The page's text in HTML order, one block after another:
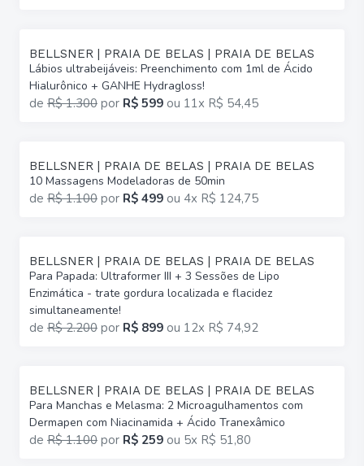
BELLSNER | PRAIA DE BELAS | PRAIA DE BELAS
Lábios ultrabeijáveis: Preenchimento com 1ml de Ácido
Hialurônico + GANHE Hydragloss!
de R$ 1.300 por R$ 599 ou 11x R$ 54,45
BELLSNER | PRAIA DE BELAS | PRAIA DE BELAS
10 Massagens Modeladoras de 50min
de R$ 1.100 por R$ 499 ou 4x R$ 124,75
BELLSNER | PRAIA DE BELAS | PRAIA DE BELAS
Para Papada: Ultraformer III + 3 Sessões de Lipo
Enzimática - trate gordura localizada e flacidez
simultaneamente!
de R$ 2.200 por R$ 899 ou 12x R$ 74,92
BELLSNER | PRAIA DE BELAS | PRAIA DE BELAS
Para Manchas e Melasma: 2 Microagulhamentos com
Dermapen com Niacinamida + Ácido Tranexâmico
de R$ 1.100 por R$ 259 ou 5x R$ 51,80